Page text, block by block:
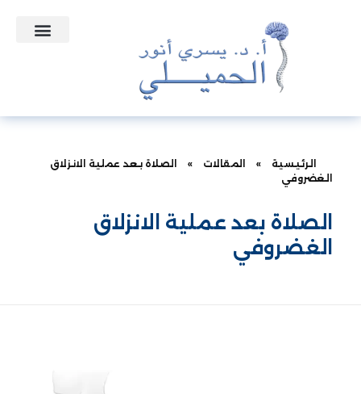
الرئيسية » المقالات »
الصلاة بعد عملية الانزلاق
الغضروفي
الصلاة بعد عملية الانزلاق
الغضروفي